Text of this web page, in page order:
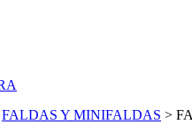
FALDAS Y MINIFALDAS >